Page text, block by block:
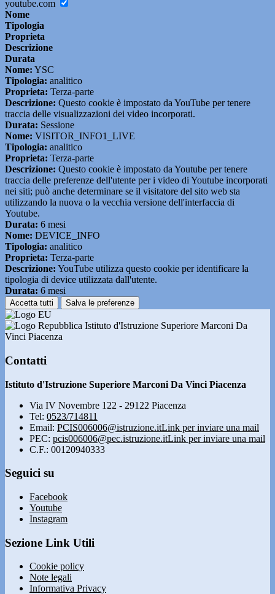
youtube.com
Nome
Tipologia
Proprieta
Descrizione
Durata
Nome: YSC
Tipologia: analitico
Proprieta: Terza-parte
Descrizione: Questo cookie è impostato da YouTube per tenere
traccia delle visualizzazioni dei video incorporati.
Durata: Sessione
Nome: VISITOR_INFO1_LIVE
Tipologia: analitico
Proprieta: Terza-parte
Descrizione: Questo cookie è impostato da Youtube per tenere
traccia delle preferenze dell'utente per i video di Youtube incorporati
nei siti; può anche determinare se il visitatore del sito web sta
utilizzando la nuova o la vecchia versione dell'interfaccia di
Youtube.
Durata: 6 mesi
Nome: DEVICE_INFO
Tipologia: analitico
Proprieta: Terza-parte
Descrizione: YouTube utilizza questo cookie per identificare la
tipologia di device utilizzata dall'utente.
Durata: 6 mesi
Accetta tutti Salva le preferenze
Istituto d'Istruzione Superiore Marconi Da
Vinci Piacenza
Contatti
Istituto d'Istruzione Superiore Marconi Da Vinci Piacenza
Via IV Novembre 122 - 29122 Piacenza
Tel: 0523/714811
Email: PCIS006006@istruzione.itLink per inviare una mail
PEC: pcis006006@pec.istruzione.itLink per inviare una mail
C.F.: 00120940333
Seguici su
Facebook
Youtube
Instagram
Sezione Link Utili
Cookie policy
Note legali
Informativa Privacy